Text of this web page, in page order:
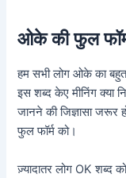
ओके की फुल
हम सभी लोग ओके का बहुत
इस शब्द केए मीनिंग क्या
जानने की जिज्ञासा
फुल फॉर्म को।
ज़्यादातर लोग OK शब्द